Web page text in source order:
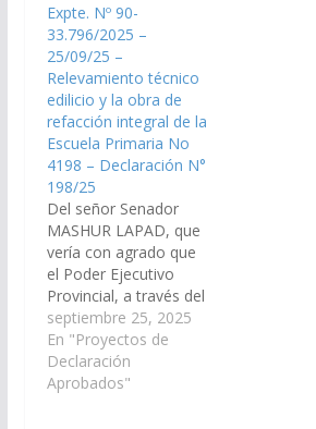
la Escuela Primaria Nº
4198 ( ex Nº 320) de la
comunidad originaria
de San…
Expte. Nº 90-
33.796/2025 –
25/09/25 –
Relevamiento técnico
edilicio y la obra de
refacción integral de la
Escuela Primaria No
4198 – Declaración N°
198/25
Del señor Senador
MASHUR LAPAD, que
vería con agrado que
el Poder Ejecutivo
Provincial, a través del
Ministerio de
Educación, Cultura,
Ciencia y Tecnología;
disponga las medidas y
septiembre 25, 2025
En "Proyectos de
Declaración
Aprobados"